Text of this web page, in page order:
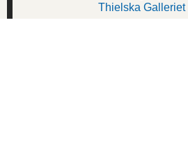
Thielska Galleriet